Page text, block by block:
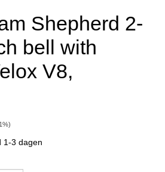
Shepherd 2-
bell with
V8,
1-3 dagen